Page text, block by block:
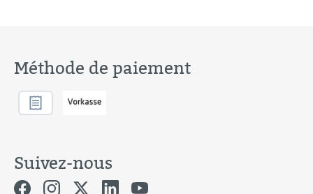
Méthode de paiement
Suivez-nous